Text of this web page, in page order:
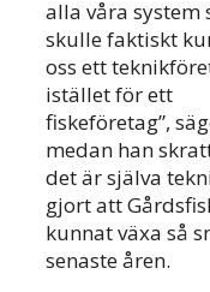
alla våra system
skulle faktiskt
oss ett
istället för ett
fiskeföretag”,
medan han
det är själva
gjort att
kunnat växa så
senaste åren.